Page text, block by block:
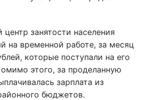
занятости населения
на временной работе, за месяц
которые поступали на его
этого, за проделанную
зарплата из
бюджетов.